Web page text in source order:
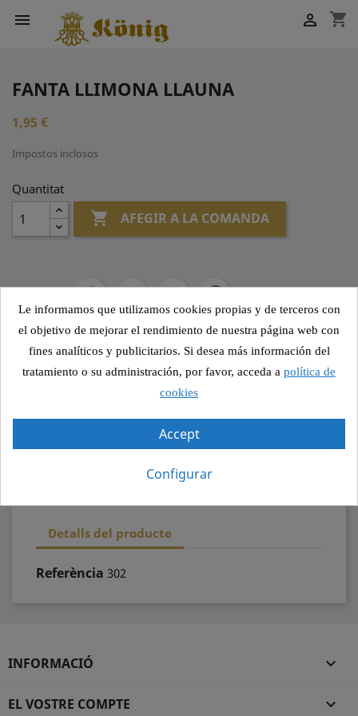
 shopping_cart

FANTA LLIMONA LLAUNA
1,95 €
Impostos inclosos
Quantitat
 AFEGIR A LA COMANDA
Pagament segur
100% qualitat
Detalls del producte
Referència 302
INFORMACIÓ 
EL VOSTRE COMPTE 
Le informamos que utilizamos cookies propias y de terceros con
el objetivo de mejorar el rendimiento de nuestra página web con
fines analíticos y publicitarios. Si desea más información del
tratamiento o su administración, por favor, acceda a política de
cookies
Accept
Configurar